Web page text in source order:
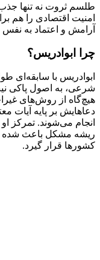
طلسم ثروت نه تنها
امنیت اقتصادی را هم
آرامش و اعتماد به
چرا ابوادریس؟
ابوادریس با سابقه‌ای
شرعی، به اصول پاکی
هیچ‌گاه از روش‌های
دعاهایش بر پایه آیات
انجام می‌شوند. تمرکز
ریشه مشکل باعث شده
کشورها قرار گیرد.